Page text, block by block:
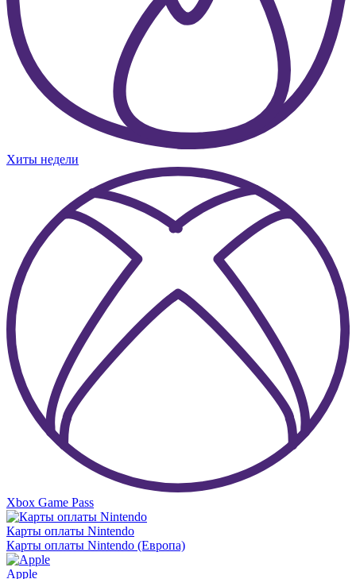
Хиты недели
Xbox Game Pass
Карты оплаты Nintendo
Карты оплаты Nintendo (Европа)
Apple